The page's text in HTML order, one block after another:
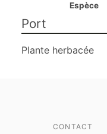
Espèce
Port
Plante herbacée
CONTACT